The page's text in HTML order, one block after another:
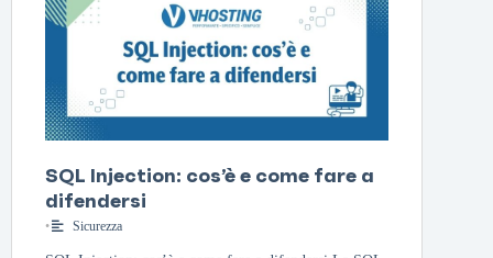
SQL Injection: cos’è e come fare a
difendersi
• Sicurezza